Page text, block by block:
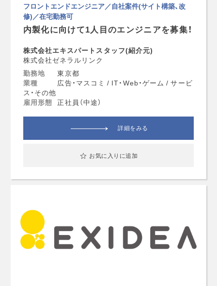
フロントエンドエンジニア／自社案件(サイト構築、改
修)／在宅勤務可
内製化に向けて1人目のエンジニアを募集！
株式会社エキスパートスタッフ(紹介元)
株式会社ゼネラルリンク
勤務地
東京都
業種
広告・マスコミ / IT・Web・ゲーム / サービ
ス・その他
雇用形態 正社員（中途）
詳細をみる
お気に入りに追加